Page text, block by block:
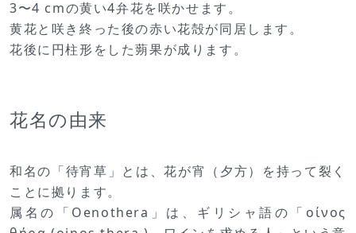
3〜4 cmの黄い4弁花を咲かせます。
黄花と咲き終った後の赤い花殻が同居します。
花後に円柱形をした蒴果が成ります。
花名の由来
和名の「待宵草」とは、花が宵（夕方）を持って裂く
ことに拠ります。
属名の「Oenothera」は、ギリシャ語の「οίνος